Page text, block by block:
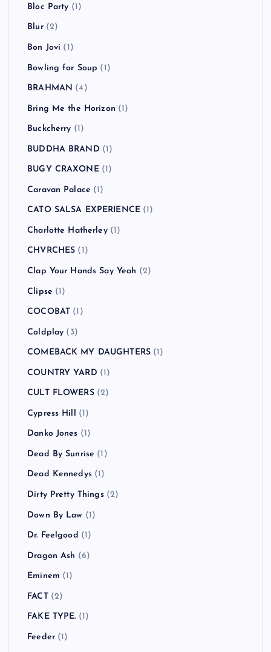
Bloc Party (1)
Blur(2)
Bon Jovi (1)
Bowling for Soup (1)
BRAHMAN (4)
Bring Me the Horizon (1)
Buckcherry (1)
BUDDHA BRAND (1)
BUGY CRAXONE(1)
Caravan Palace (1)
CATO SALSA EXPERIENCE (1)
Charlotte Hatherley(1)
CHVRCHES (1)
Clap Your Hands Say Yeah (2)
Clipse (1)
COCOBAT (1)
Coldplay (3)
COMEBACK MY DAUGHTERS (1)
COUNTRY YARD (1)
CULT FLOWERS(2)
Cypress Hill (1)
Danko Jones (1)
Dead By Sunrise (1)
Dead Kennedys(1)
Dirty Pretty Things(2)
Down By Law (1)
Dr. Feelgood (1)
Dragon Ash (6)
Eminem (1)
FACT(2)
FAKE TYPE. (1)
Feeder(1)